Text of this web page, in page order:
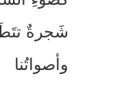
تتَطَوّحُ